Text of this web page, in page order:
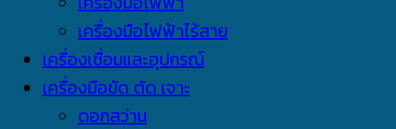
เครื่องมือไฟฟ้าไร้สาย
เครื่องเชื่อมและอุปกรณ์
เครื่องมือขัด ตัด เจาะ
ดอกสว่าน